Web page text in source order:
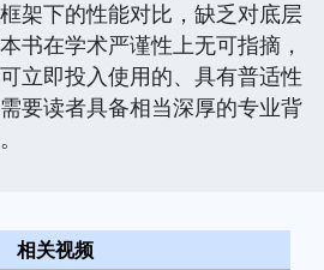
架下的性能对比，缺乏对底层
书在学术严谨性上无可指摘，
立即投入使用的、具有普适性
要读者具备相当深厚的专业背
相关视频